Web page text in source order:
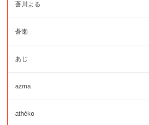
蒼川よる
蒼瀬
あじ
azma
athéko